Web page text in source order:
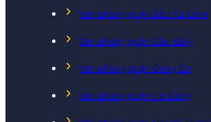
Văn phòng quận Bắc Từ Liêm
Văn phòng quận Cầu Giấy
Văn phòng quận Đống Đa
Văn phòng quận Hà Đông